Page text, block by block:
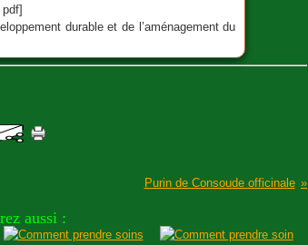
durable et de l’aménagement du
Purin de Consoude officinale
aussi :